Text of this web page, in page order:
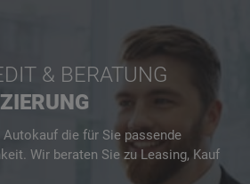
& BERATUNG
die für Sie passende
Wir beraten Sie zu Leasing, Kauf